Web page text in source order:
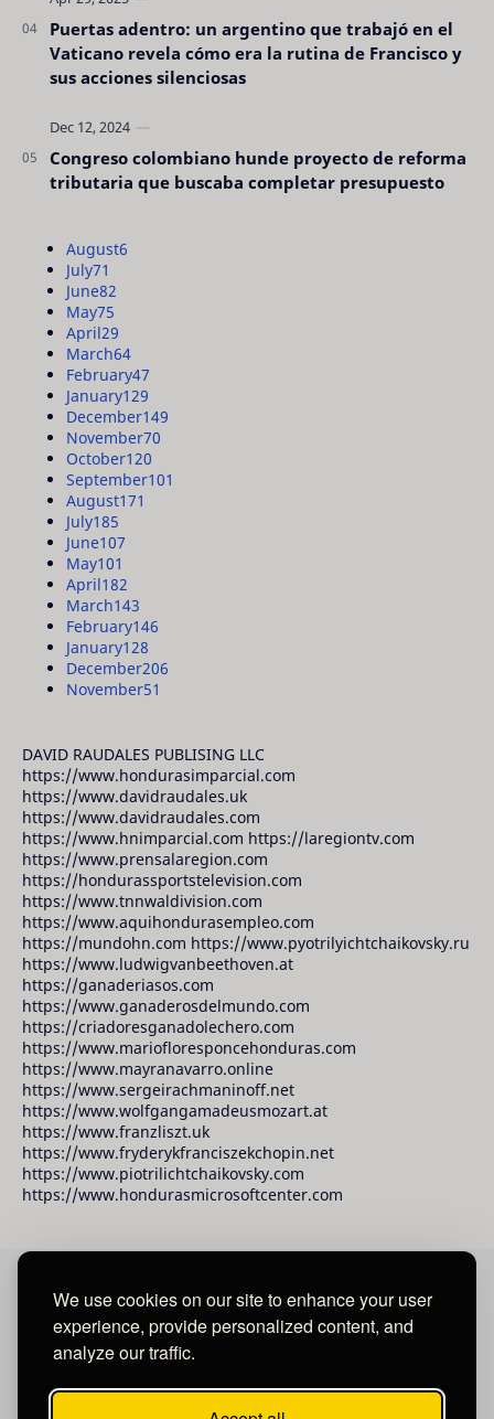
We use cookies on our site to enhance your user
experience, provide personalized content, and
analyze our traffic.
Puertas adentro: un argentino que trabajó en el
Vaticano revela cómo era la rutina de Francisco y
sus acciones silenciosas
Congreso colombiano hunde proyecto de reforma
tributaria que buscaba completar presupuesto
August6
July71
June82
May75
April29
March64
February47
January129
December149
November70
October120
September101
August171
July185
June107
May101
April182
March143
February146
January128
December206
November51
DAVID RAUDALES PUBLISING LLC
https://www.hondurasimparcial.com
https://www.davidraudales.uk
https://www.davidraudales.com
https://www.hnimparcial.com https://laregiontv.com
https://www.prensalaregion.com
https://hondurassportstelevision.com
https://www.tnnwaldivision.com
https://www.aquihondurasempleo.com
https://mundohn.com https://www.pyotrilyichtchaikovsky.ru
https://www.ludwigvanbeethoven.at
https://ganaderiasos.com
https://www.ganaderosdelmundo.com
https://criadoresganadolechero.com
https://www.mariofloresponcehonduras.com
https://www.mayranavarro.online
https://www.sergeirachmaninoff.net
https://www.wolfgangamadeusmozart.at
https://www.franzliszt.uk
https://www.fryderykfranciszekchopin.net
https://www.piotrilichtchaikovsky.com
https://www.hondurasmicrosoftcenter.com
David Raudales Publishing LLC
Salvador.